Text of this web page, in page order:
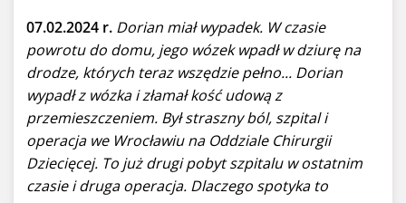
07.02.2024 r. Dorian miał wypadek. W czasie
powrotu do domu, jego wózek wpadł w dziurę na
drodze, których teraz wszędzie pełno... Dorian
wypadł z wózka i złamał kość udową z
przemieszczeniem. Był straszny ból, szpital i
operacja we Wrocławiu na Oddziale Chirurgii
Dziecięcej. To już drugi pobyt szpitalu w ostatnim
czasie i druga operacja. Dlaczego spotyka to